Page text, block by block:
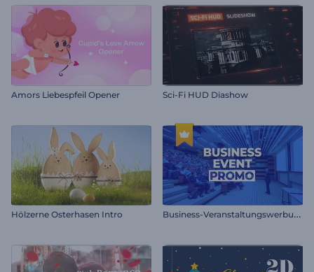
Amors Liebespfeil Opener Sci-Fi HUD Diashow
Hölzerne Osterhasen Intro B
usiness-Veranstaltungswerbung